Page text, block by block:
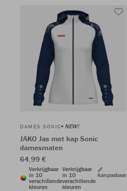
DAMES SONIC NEW!
JAKO Jas met kap Sonic
damesmaten
64,99 €
Verkrijgbaar
in 10
verschillende
kleuren
Verkrijgbaar
in 10
verschillende
kleuren
Aanpasbaar